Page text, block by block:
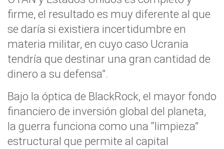
firme, el resultado es muy diferente al que
se daría si existiera incertidumbre en
materia militar, en cuyo caso Ucrania
tendría que destinar una gran cantidad de
dinero a su defensa”.
Bajo la óptica de BlackRock, el mayor fondo
financiero de inversión global del planeta,
la guerra funciona como una “limpieza”
estructural que permite al capital